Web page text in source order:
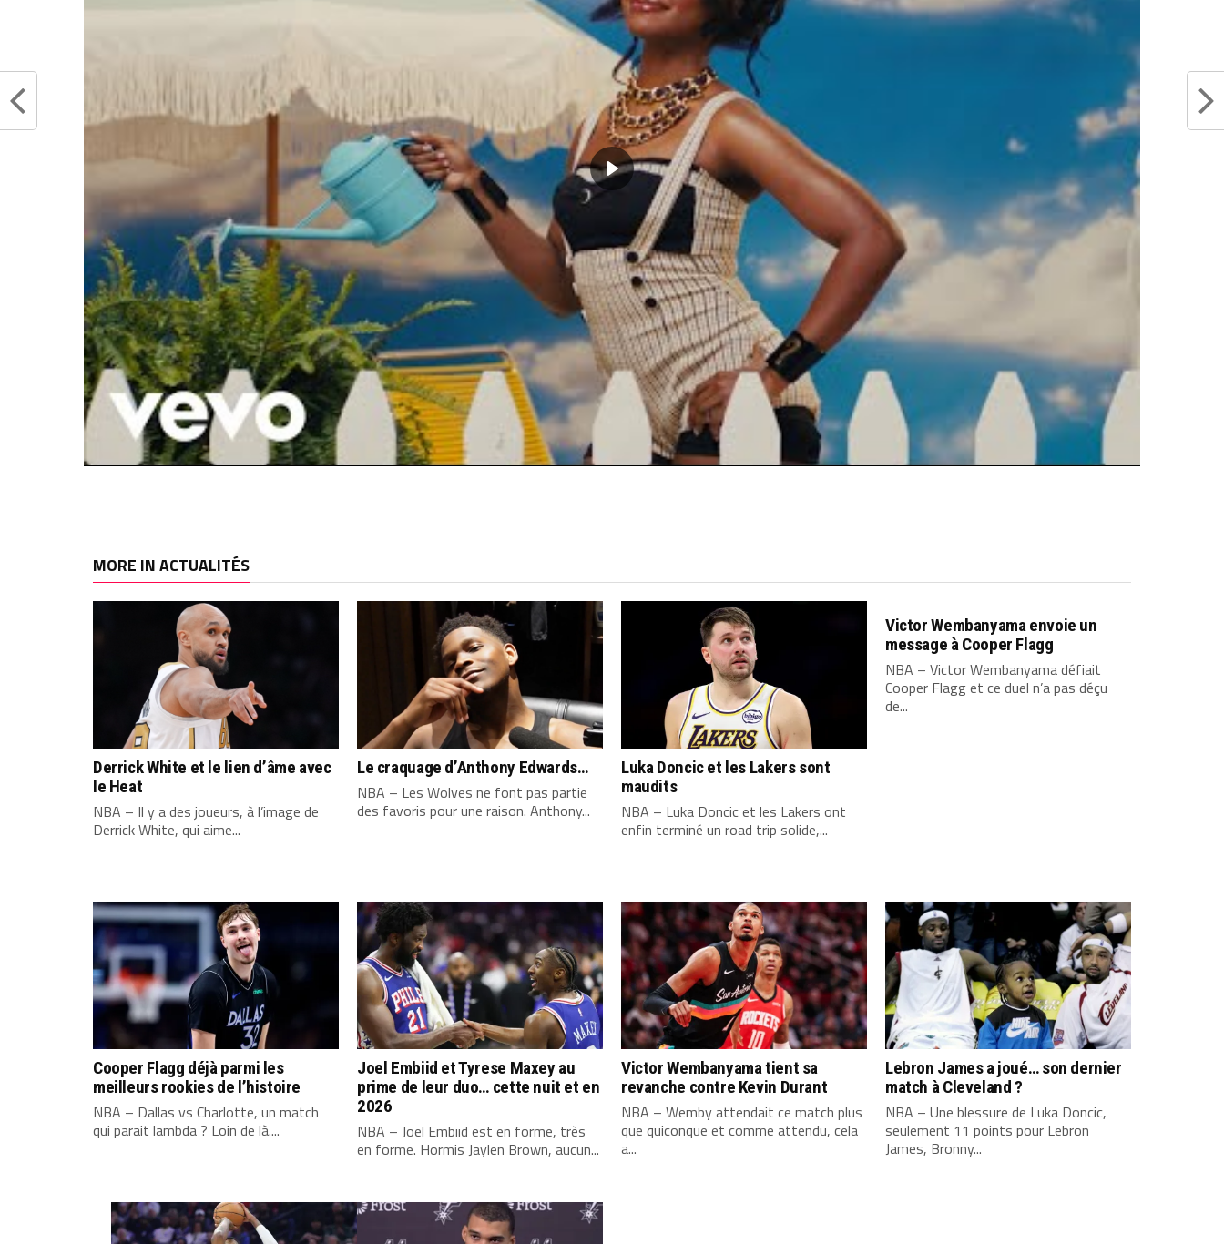
GREGG POPOVICH
LAMARCUS ALDRIDGE
CLICK TO COMMENT
MORE IN ACTUALITÉS
Derrick White et le lien d’âme avec
le Heat
NBA – Il y a des joueurs, à l’image de
Derrick White, qui aime...
Le craquage d’Anthony Edwards…
NBA – Les Wolves ne font pas partie
des favoris pour une raison. Anthony...
Luka Doncic et les Lakers sont
maudits
NBA – Luka Doncic et les Lakers ont
enfin terminé un road trip solide,...
Victor Wembanyama envoie un
message à Cooper Flagg
NBA – Victor Wembanyama défiait
Cooper Flagg et ce duel n’a pas déçu
de...
Cooper Flagg déjà parmi les
meilleurs rookies de l’histoire
NBA – Dallas vs Charlotte, un match
qui parait lambda ? Loin de là....
Joel Embiid et Tyrese Maxey au
prime de leur duo… cette nuit et en
2026
NBA – Joel Embiid est en forme, très
en forme. Hormis Jaylen Brown, aucun...
Victor Wembanyama tient sa
revanche contre Kevin Durant
NBA – Wemby attendait ce match plus
que quiconque et comme attendu, cela
a...
Lebron James a joué… son dernier
match à Cleveland ?
NBA – Une blessure de Luka Doncic,
seulement 11 points pour Lebron
James, Bronny...